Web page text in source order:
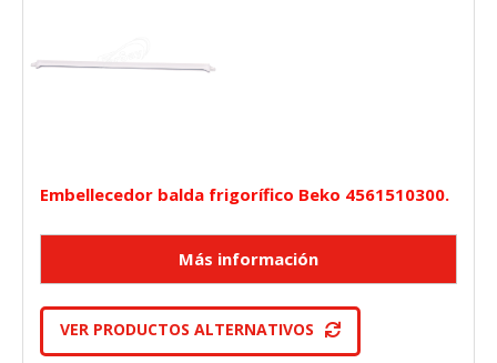
Embellecedor balda frigorífico Beko 4561510300.
VER PRODUCTOS ALTERNATIVOS